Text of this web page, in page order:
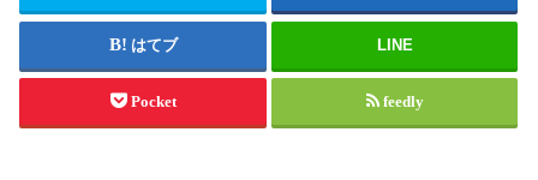
はてブ LINE
Pocket feedly